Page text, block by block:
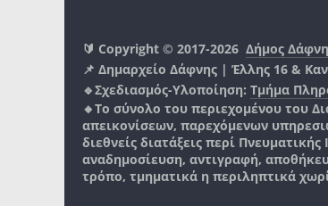
🔰 Copyright © 2017-2026 Δήμος
📌 Δημαρχείο Δάφνης | Έλλης 16 &
🔹Σχεδιασμός-Υλοποίηση: Τμήμα
🔸Το σύνολο του περιεχομένου του
απεικονίσεων, παρεχόμενων
διεθνείς διατάξεις περί
αναδημοσίευση, αντιγραφή,
τρόπο, τμηματικά η περιληπτικά